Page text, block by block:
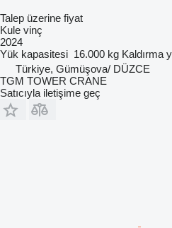
Talep üzerine fiyat
Kule vinç
2024
Yük kapasitesi 16.000 kg Kaldırma
Türkiye, Gümüşova/ DÜZCE
TGM TOWER CRANE
Satıcıyla iletişime geç